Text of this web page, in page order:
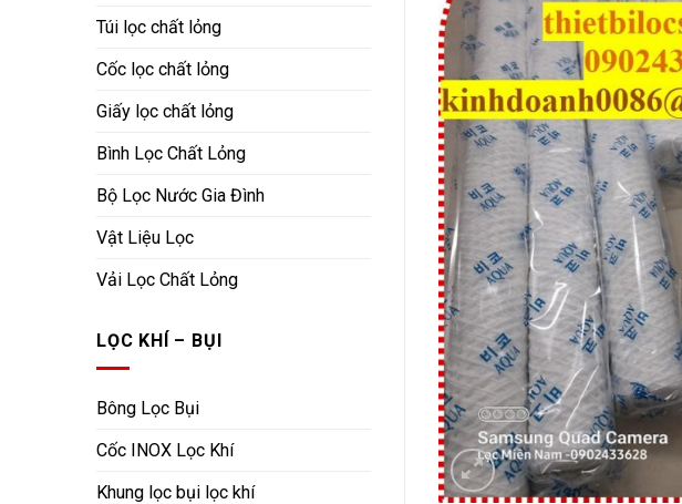
Túi lọc chất lỏng
Cốc lọc chất lỏng
Giấy lọc chất lỏng
Bình Lọc Chất Lỏng
Bộ Lọc Nước Gia Đình
Vật Liệu Lọc
Vải Lọc Chất Lỏng
LỌC KHÍ – BỤI
Bông Lọc Bụi
Cốc INOX Lọc Khí
Khung lọc bụi lọc khí